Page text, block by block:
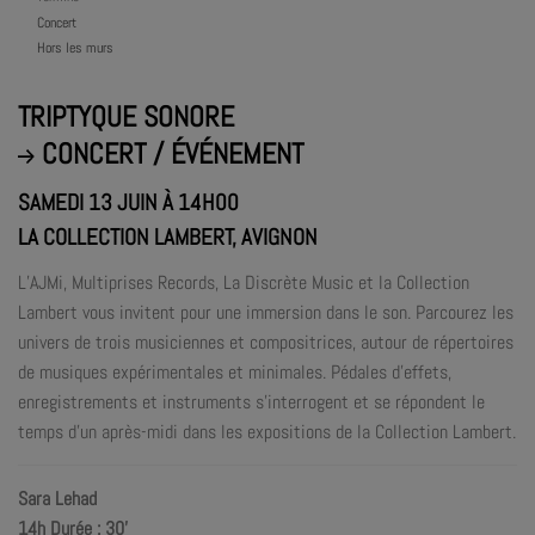
Concert
Hors les murs
TRIPTYQUE SONORE
CONCERT / ÉVÉNEMENT
SAMEDI 13 JUIN À 14H00
LA COLLECTION LAMBERT, AVIGNON
L’AJMi, Multiprises Records, La Discrète Music et la Collection
Lambert vous invitent pour une immersion dans le son. Parcourez les
univers de trois musiciennes et compositrices, autour de répertoires
de musiques expérimentales et minimales. Pédales d’effets,
enregistrements et instruments s’interrogent et se répondent le
temps d’un après-midi dans les expositions de la Collection Lambert.
Sara Lehad
14h Durée : 30’